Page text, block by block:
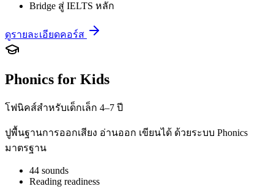
Bridge สู่ IELTS หลัก
ดูรายละเอียดคอร์ส
Phonics for Kids
โฟนิคส์สำหรับเด็กเล็ก 4–7 ปี
ปูพื้นฐานการออกเสียง อ่านออก เขียนได้ ด้วยระบบ Phonics
มาตรฐาน
44 sounds
Reading readiness